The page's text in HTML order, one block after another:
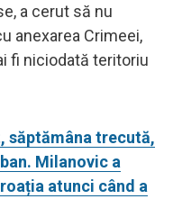
a cerut să nu
anexarea Crimeei,
fi niciodată teritoriu
săptămâna trecută,
Milanovic a
atunci când a